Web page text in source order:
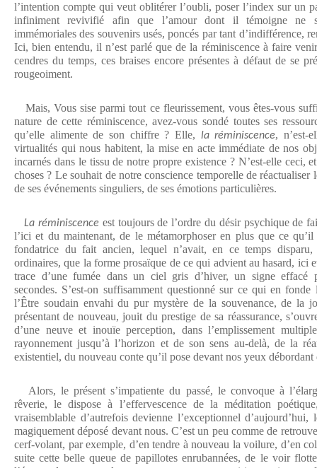
l’intention compte qui veut oblitérer l’oubli, poser l’index sur un
infiniment revivifié afin que l’amour dont il témoigne ne
immémoriales des souvenirs usés, poncés par tant d’indifférence,
Ici, bien entendu, il n’est parlé que de la réminiscence à faire
cendres du temps, ces braises encore présentes à défaut de se
rougeoiment.
Mais, Vous sise parmi tout ce fleurissement, vous êtes-vous
nature de cette réminiscence, avez-vous sondé toutes ses
qu’elle alimente de son chiffre ? Elle, la réminiscence, n’est-
virtualités qui nous habitent, la mise en acte immédiate de nos
incarnés dans le tissu de notre propre existence ? N’est-elle ceci,
choses ? Le souhait de notre conscience temporelle de réactualiser
de ses événements singuliers, de ses émotions particulières.
La réminiscence est toujours de l’ordre du désir psychique de
l’ici et du maintenant, de le métamorphoser en plus que ce qu’il
fondatrice du fait ancien, lequel n’avait, en ce temps
ordinaires, que la forme prosaïque de ce qui advient au hasard, ici
trace d’une fumée dans un ciel gris d’hiver, un signe effacé
secondes. S’est-on suffisamment questionné sur ce qui en
l’Être soudain envahi du pur mystère de la souvenance, de la
présentant de nouveau, jouit du prestige de sa réassurance,
d’une neuve et inouïe perception, dans l’emplissement
rayonnement jusqu’à l’horizon et de son sens au-delà, de la
existentiel, du nouveau conte qu’il pose devant nos yeux
Alors, le présent s’impatiente du passé, le convoque à
rêverie, le dispose à l’effervescence de la méditation
vraisemblable d’autrefois devienne l’exceptionnel
magiquement déposé devant nous. C’est un peu comme de
cerf-volant, par exemple, d’en tendre à nouveau la voilure, d’en
suite cette belle queue de papillotes enrubannées, de le voir